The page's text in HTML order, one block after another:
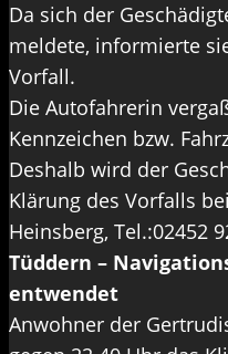
Da sich der
meldete, informierte
Vorfall.
Die Autofahrerin
Kennzeichen bzw.
Deshalb wird der
Klärung des Vorfalls
Heinsberg, Tel.:02452
Tüddern –
entwendet
Anwohner der